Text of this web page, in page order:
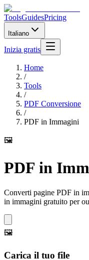
ToolsGuidesPricing
Italiano
Inizia gratis
Home
/
Tools
/
PDF Conversione
/
PDF in Immagini
🖼️
PDF in
Converti pagine PDF in
in immagini gratuito per
🖼️
Carica il tuo file